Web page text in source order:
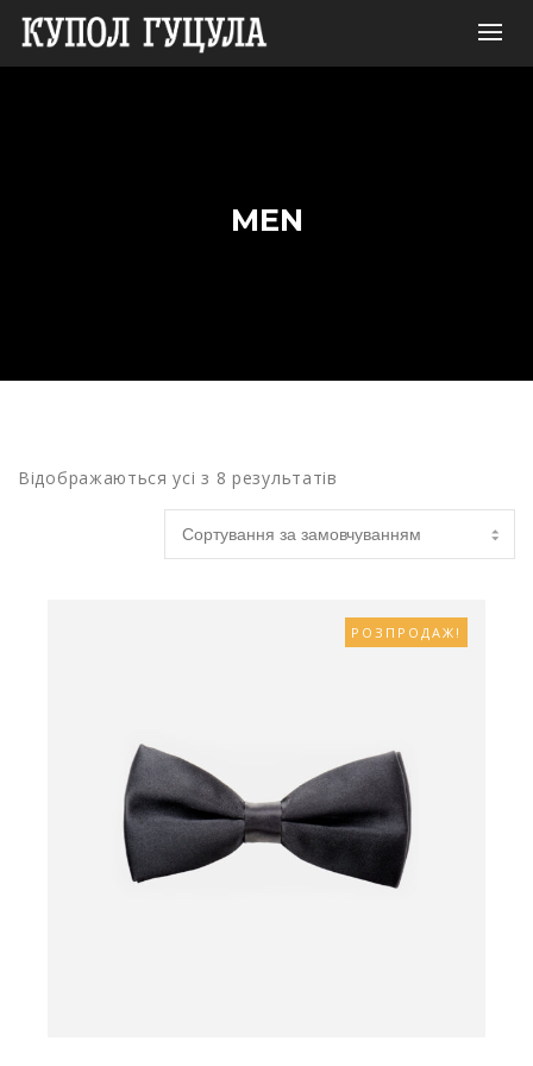
MEN
Відображаються усі з 8 результатів
РОЗПРОДАЖ!